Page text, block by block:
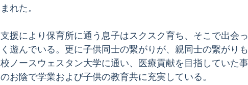
まれた。
支援により保育所に通う息子はスクスク育ち、そこで出会
く遊んでいる。更に子供同士の繋がりが、親同士の繋がり
校ノースウェスタン大学に通い、医療貢献を目指していた
のお陰で学業および子供の教育共に充実している。